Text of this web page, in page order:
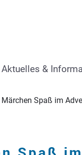
Aktuelles &
Märchen Spaß im